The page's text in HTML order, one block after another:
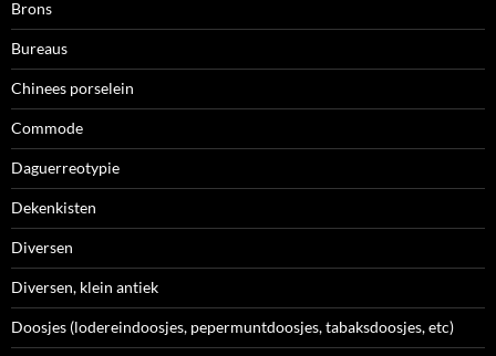
Brons
Bureaus
Chinees porselein
Commode
Daguerreotypie
Dekenkisten
Diversen
Diversen, klein antiek
Doosjes (lodereindoosjes, pepermuntdoosjes, tabaksdoosjes, etc)